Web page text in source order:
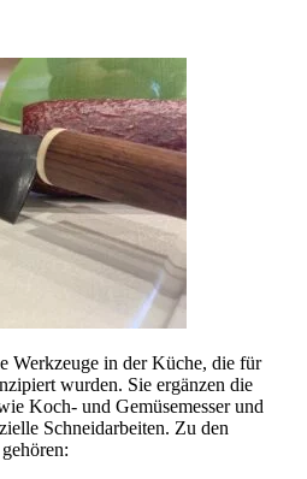
Werkzeuge in der Küche, die für
wurden. Sie ergänzen die
Koch- und Gemüsemesser und
Schneidarbeiten. Zu den